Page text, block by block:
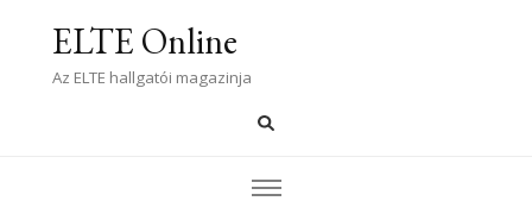
ELTE Online
Az ELTE hallgatói magazinja